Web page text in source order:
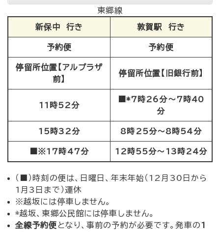
東郷線
新保中 行き 敦賀駅 行き
予約便 予約便
停留所位置【アルプラザ
前】
停留所位置【旧銀行前】
11時52分
■*7時26分～7時40
分
15時32分 8時25分～8時54分
■※17時47分 12時55分～13時24分
（■）時刻の便は、日曜日、年末年始（12月30日から
1月3日まで）運休
※越坂には停車しません。
*越坂、東郷公民館には停車しません。
全線予約便 となり、事前の予約が必要です。発車の1